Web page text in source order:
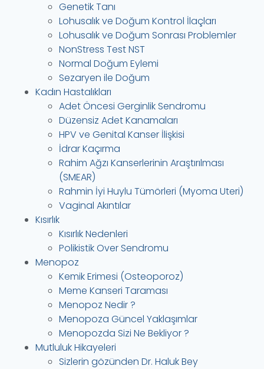
Genetik Tanı
Lohusalık ve Doğum Kontrol İlaçları
Lohusalık ve Doğum Sonrası Problemler
NonStress Test NST
Normal Doğum Eylemi
Sezaryen ile Doğum
Kadın Hastalıkları
Adet Öncesi Gerginlik Sendromu
Düzensiz Adet Kanamaları
HPV ve Genital Kanser İlişkisi
İdrar Kaçırma
Rahim Ağzı Kanserlerinin Araştırılması
(SMEAR)
Rahmin İyi Huylu Tümörleri (Myoma Uteri)
Vaginal Akıntılar
Kısırlık
Kısırlık Nedenleri
Polikistik Over Sendromu
Menopoz
Kemik Erimesi (Osteoporoz)
Meme Kanseri Taraması
Menopoz Nedir ?
Menopoza Güncel Yaklaşımlar
Menopozda Sizi Ne Bekliyor ?
Mutluluk Hikayeleri
Sizlerin gözünden Dr. Haluk Bey